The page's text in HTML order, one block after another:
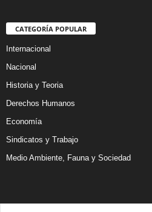
CATEGORÍA POPULAR
Internacional
Nacional
Historia y Teoria
Derechos Humanos
Economía
Sindicatos y Trabajo
Medio Ambiente, Fauna y Sociedad